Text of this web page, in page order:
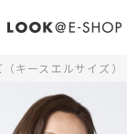
キースエルサイズ）